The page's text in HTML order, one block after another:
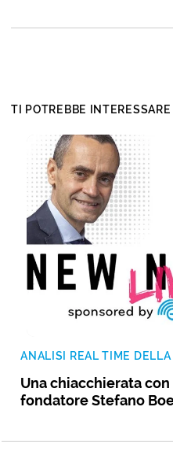
TI POTREBBE
ANALISI REAL TIME
Una chiacchierata
fondatore Stefano